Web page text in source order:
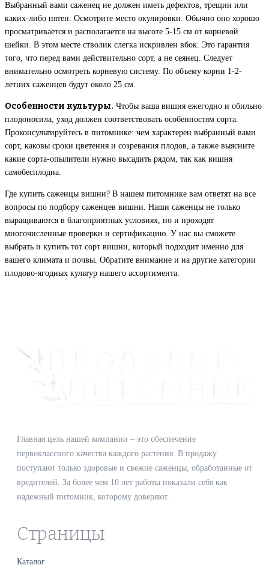
Выбранный вами саженец не должен иметь дефектов, трещин или
каких-либо пятен. Осмотрите место окулировки. Обычно оно хорошо
просматривается и располагается на высоте 5-15 см от корневой
шейки. В этом месте стволик слегка искривлен вбок. Это гарантия
того, что перед вами действительно сорт, а не сеянец. Следует
внимательно осмотреть корневую систему. По объему корни 1-2-
летних саженцев будут около 25 см.
Особенности культуры. Чтобы ваша вишня ежегодно и обильно
плодоносила, уход должен соответствовать особенностям сорта.
Проконсультируйтесь в питомнике: чем характерен выбранный вами
сорт, каковы сроки цветения и созревания плодов, а также выясните
какие сорта-опылители нужно высадить рядом, так как вишня
самобесплодна.
Где купить саженцы вишни? В нашем питомнике вам ответят на все
вопросы по подбору саженцев вишни. Наши саженцы не только
выращиваются в благоприятных условиях, но и проходят
многочисленные проверки и сертификацию. У нас вы сможете
выбрать и купить тот сорт вишни, который подходит именно для
вашего климата и почвы. Обратите внимание и на другие категории
плодово-ягодных культур нашего ассортимента.
Главная цель нашей компании – это обеспечение
первоклассного качества каждого растения. В продажу
поступают только здоровые и свежие саженцы, обработанные от
вредителей. За более чем 10 лет работы показали себя как
надежный питомник, которому доверяют.
Страницы
Каталог